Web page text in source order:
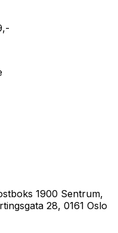
1900 Sentrum,
28, 0161 Oslo